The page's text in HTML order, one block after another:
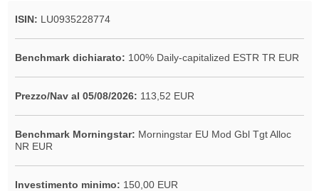
ISIN: LU0935228774
Benchmark dichiarato: 100% Daily-capitalized ESTR TR EUR
Prezzo/Nav al 05/08/2026: 113,52 EUR
Benchmark Morningstar: Morningstar EU Mod Gbl Tgt Alloc
NR EUR
Investimento minimo: 150,00 EUR